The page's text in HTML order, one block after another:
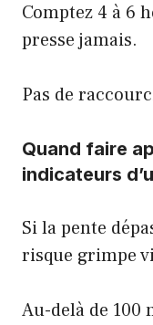
Comptez 4 à 6
presse jamais.
Pas de
Quand faire
indicateurs
Si la pente
risque grimpe
Au-delà de 100